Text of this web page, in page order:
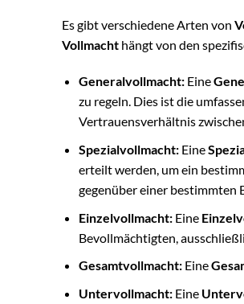
Es gibt verschiedene Arten von
Vollmacht hängt von den
Generalvollmacht:Eine
zu regeln. Dies ist die
Vertrauensverhältnis
Spezialvollmacht:Eine
erteilt werden, um ein
gegenüber einer bestimmten
Einzelvollmacht:Eine
Bevollmächtigten,
Gesamtvollmacht:Eine
Untervollmacht:Eine